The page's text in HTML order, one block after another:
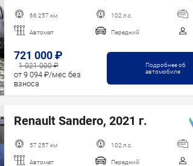
66 257 км 102 л.с.
Автомат Передний
721 000 ₽
1 021 000 ₽
от 9 094 ₽/мес без
взноса
Подробнее об
автомобиле
Renault Sandero, 2021 г.
57 257 км 102 л.с.
Автомат Передний